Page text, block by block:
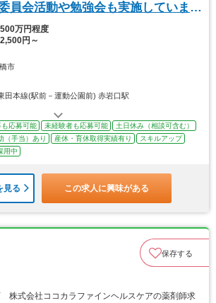
員会活動や勉強会も実施していま
500万円程度
2,500円～
市
田本線(駅前－運動公園前) 赤岩口駅
も応募可能 未経験者も応募可能
土日休み（相談可含む）
（手当）あり 産休・育休取得実績有り
スキルアップ
用中
見る この求人に興味がある
保存する
株式会社ココカラファインヘルスケアの薬剤師求